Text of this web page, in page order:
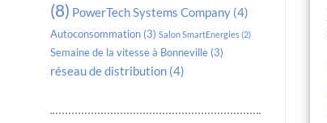
(8) PowerTech Systems Company (4)
Autoconsommation (3) Salon SmartEnergies(2)
Semaine de la vitesse à Bonneville (3)
réseau de distribution (4)